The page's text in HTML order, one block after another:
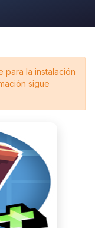
para la instalación
sigue